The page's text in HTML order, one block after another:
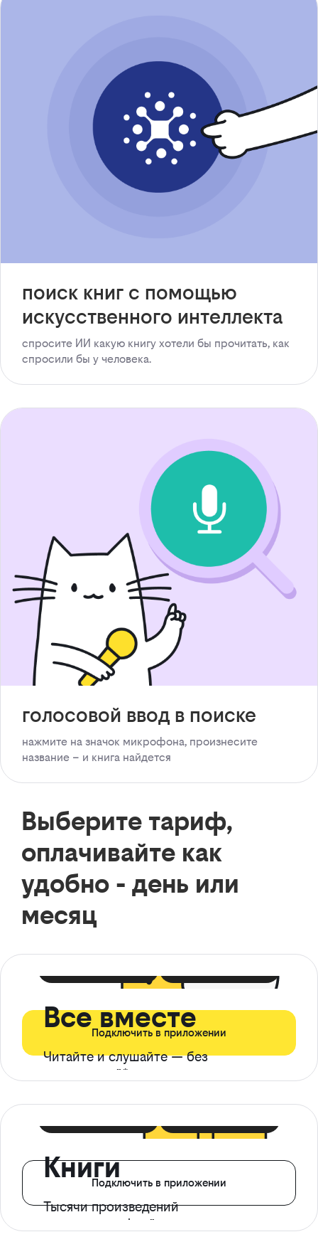
поиск книг с помощью
искусственного интеллекта
спросите ИИ какую книгу хотели бы прочитать, как
спросили бы у человека.
голосовой ввод в поиске
нажмите на значок микрофона, произнесите
название – и книга найдется
Выберите тариф,
оплачивайте как
удобно - день или
месяц
Все вместе
Читайте и слушайте — без
ограничений*
Подключить в приложении
Книги
Тысячи произведений
с доступом офлайн
Подключить в приложении